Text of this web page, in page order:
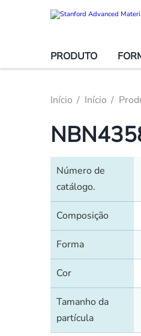
PRODUTO
Início Início
Número de
catálogo.
Composição
Forma
Cor
Tamanho da
partícula